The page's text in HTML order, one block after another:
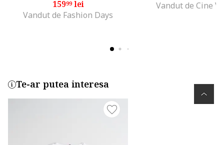
15999lei
Vandut de Fashion Days
Vandut de Cine
Te-ar putea interesa